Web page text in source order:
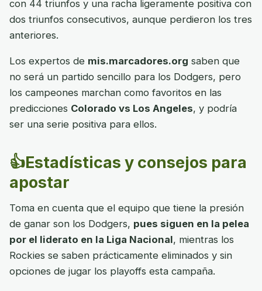
con 44 triunfos y una racha ligeramente positiva con
dos triunfos consecutivos, aunque perdieron los tres
anteriores.
Los expertos de mis.marcadores.org saben que
no será un partido sencillo para los Dodgers, pero
los campeones marchan como favoritos en las
predicciones Colorado vs Los Angeles, y podría
ser una serie positiva para ellos.
👍Estadísticas y consejos para
apostar
Toma en cuenta que el equipo que tiene la presión
de ganar son los Dodgers, pues siguen en la pelea
por el liderato en la Liga Nacional, mientras los
Rockies se saben prácticamente eliminados y sin
opciones de jugar los playoffs esta campaña.